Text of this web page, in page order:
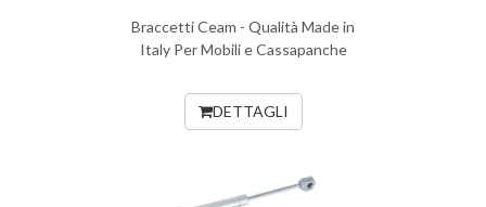
Braccetti Ceam - Qualità Made in
Italy Per Mobili e Cassapanche
DETTAGLI